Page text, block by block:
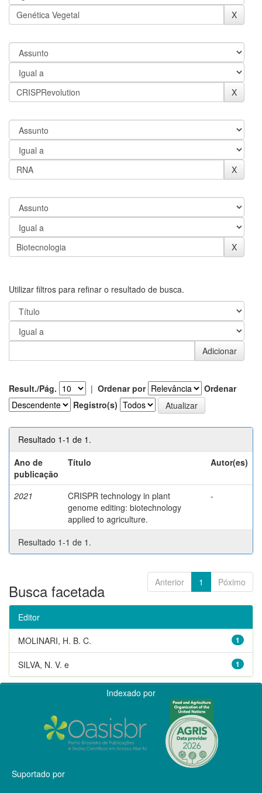
Utilizar filtros para refinar o resultado de busca.
Result./Pág. | Ordenar por
Ordenar
Registro(s)
Resultado 1-1 de 1.
Ano de
publicação
Título Autor(es)
2021
CRISPR technology in plant
genome editing: biotechnology
applied to agriculture.
-
Resultado 1-1 de 1.
Anterior 1 Póximo
Busca facetada
Editor
1
MOLINARI, H. B. C.
1
SILVA, N. V. e
Indexado por
Suportado por